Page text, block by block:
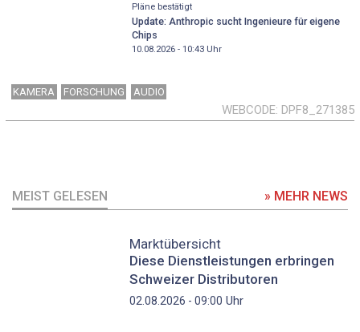
Pläne bestätigt
Update: Anthropic sucht Ingenieure für eigene
Chips
10.08.2026 - 10:43Uhr
KAMERA FORSCHUNG AUDIO
WEBCODE DPF8_271385
MEIST GELESEN » MEHR NEWS
Marktübersicht
Diese Dienstleistungen erbringen
Schweizer Distributoren
02.08.2026 - 09:00 Uhr